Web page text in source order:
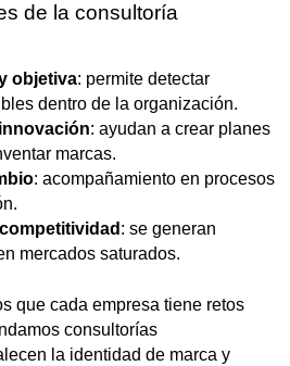
de la consultoría
objetiva: permite detectar
dentro de la organización.
: ayudan a crear planes
marcas.
: acompañamiento en procesos
: se generan
mercados saturados.
que cada empresa tiene retos
consultorías
la identidad de marca y